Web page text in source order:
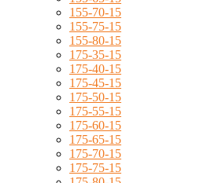
155-70-15
155-75-15
155-80-15
175-35-15
175-40-15
175-45-15
175-50-15
175-55-15
175-60-15
175-65-15
175-70-15
175-75-15